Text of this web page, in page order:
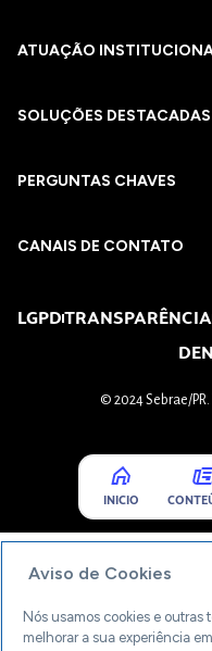
ATUAÇÃO
SOLUÇÕES DESTACADAS
PERGUNTAS CHAVES​
CANAIS DE CONTATO
LGPDTRANSPARÊNCIA
© 2024 Sebrae/
INICIO
Aviso de Cookies
Nós usamos cookies e
melhorar a sua experiência